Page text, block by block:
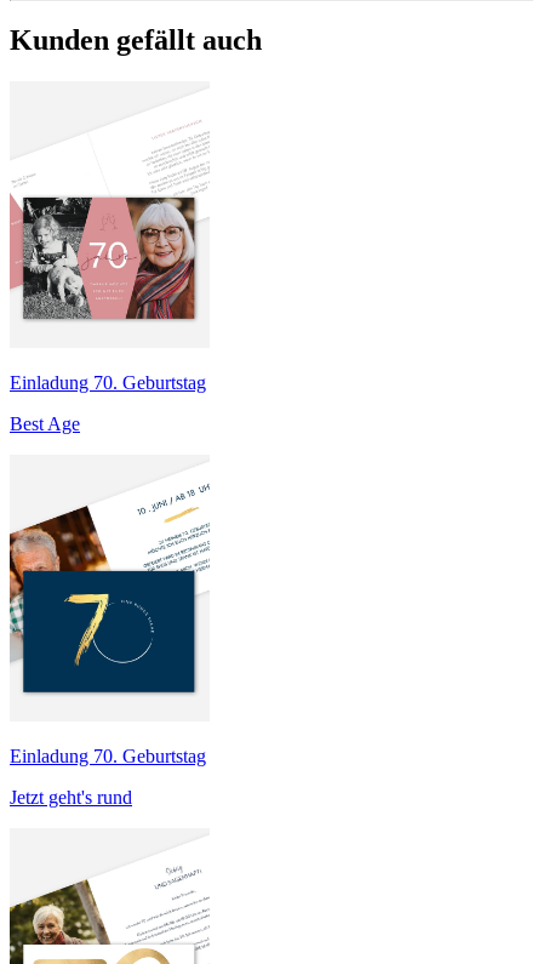
Kunden gefällt auch
Einladung 70. Geburtstag
Best Age
Einladung 70. Geburtstag
Jetzt geht's rund